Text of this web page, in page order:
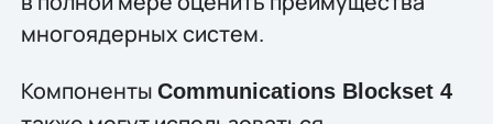
многоядерных систем.
Компоненты Communications Blockset 4